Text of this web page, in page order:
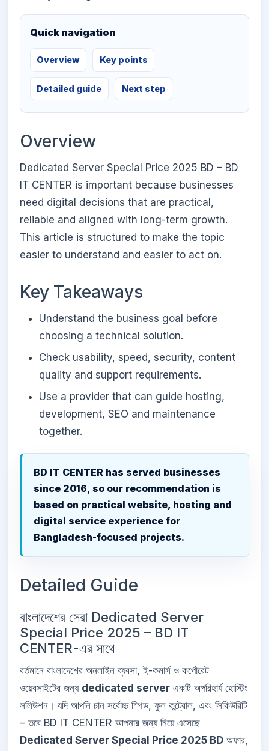
Quick navigation
Overview Key points
Detailed guide Next step
Overview
Dedicated Server Special Price 2025 BD – BD
IT CENTER is important because businesses
need digital decisions that are practical,
reliable and aligned with long-term growth.
This article is structured to make the topic
easier to understand and easier to act on.
Key Takeaways
Understand the business goal before
choosing a technical solution.
Check usability, speed, security, content
quality and support requirements.
Use a provider that can guide hosting,
development, SEO and maintenance
together.
BD IT CENTER has served businesses
since 2016, so our recommendation is
based on practical website, hosting and
digital service experience for
Bangladesh-focused projects.
Detailed Guide
বাংলাদেশের সেরা Dedicated Server
Special Price 2025 – BD IT
CENTER-এর সাথে
বর্তমানে বাংলাদেশের অনলাইন ব্যবসা, ই-কমার্স ও কর্পোরেট
ওয়েবসাইটের জন্য dedicated server একটি অপরিহার্য হোস্টিং
সলিউশন। যদি আপনি চান সর্বোচ্চ স্পিড, ফুল কন্ট্রোল, এবং সিকিউরিটি
– তবে BD IT CENTER আপনার জন্য নিয়ে এসেছে
Dedicated Server Special Price 2025 BD অফার,